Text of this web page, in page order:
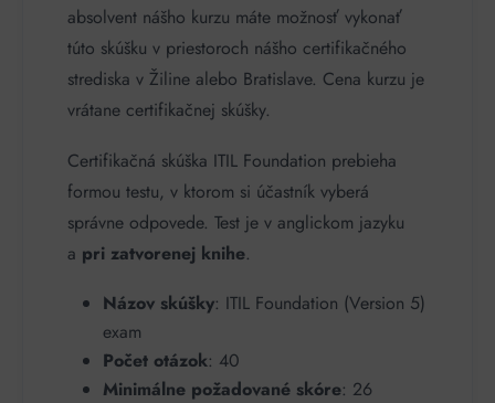
absolvent nášho kurzu máte možnosť vykonať
túto skúšku v priestoroch nášho certifikačného
strediska v Žiline alebo Bratislave. Cena kurzu je
vrátane certifikačnej skúšky.
Certifikačná skúška ITIL Foundation prebieha
formou testu, v ktorom si účastník vyberá
správne odpovede. Test je v anglickom jazyku
a pri zatvorenej knihe.
Názov skúšky: ITIL Foundation (Version 5)
exam
Počet otázok: 40
Minimálne požadované skóre: 26